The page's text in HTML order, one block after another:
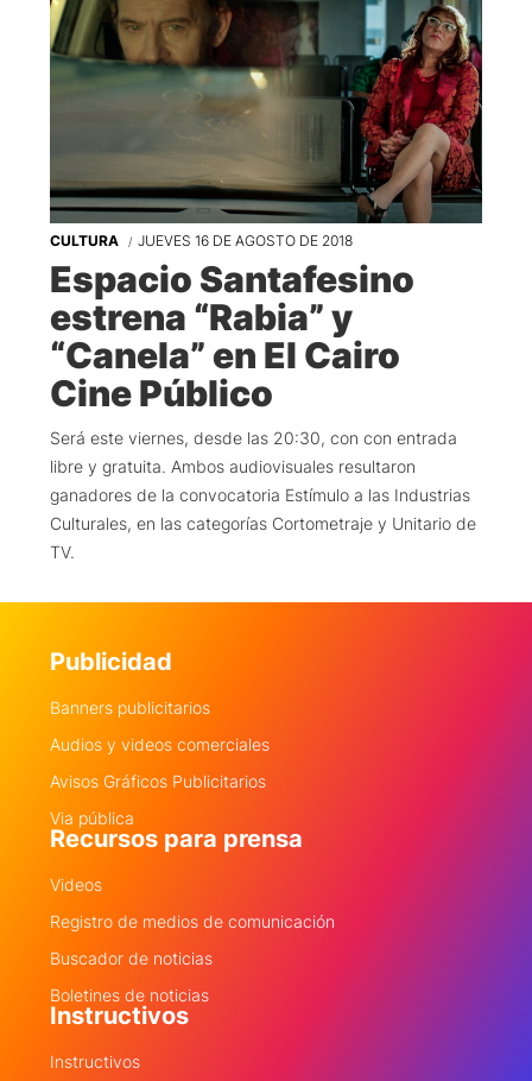
CULTURA JUEVES 16 DE AGOSTO DE 2018
Espacio Santafesino
estrena “Rabia” y
“Canela” en El Cairo
Cine Público
Será este viernes, desde las 20:30, con con entrada
libre y gratuita. Ambos audiovisuales resultaron
ganadores de la convocatoria Estímulo a las Industrias
Culturales, en las categorías Cortometraje y Unitario de
TV.
Publicidad
Banners publicitarios
Audios y videos comerciales
Avisos Gráficos Publicitarios
Via pública
Recursos para prensa
Videos
Registro de medios de comunicación
Buscador de noticias
Boletines de noticias
Instructivos
Instructivos